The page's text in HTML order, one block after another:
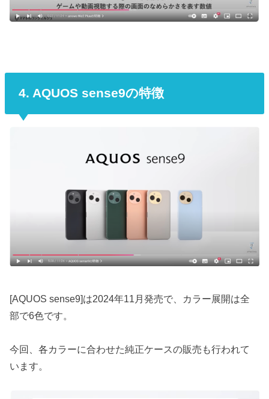
4. AQUOS sense9の特徴
[AQUOS sense9]は2024年11月発売で、カラー展開は全
部で6色です。
今回、各カラーに合わせた純正ケースの販売も行われて
います。